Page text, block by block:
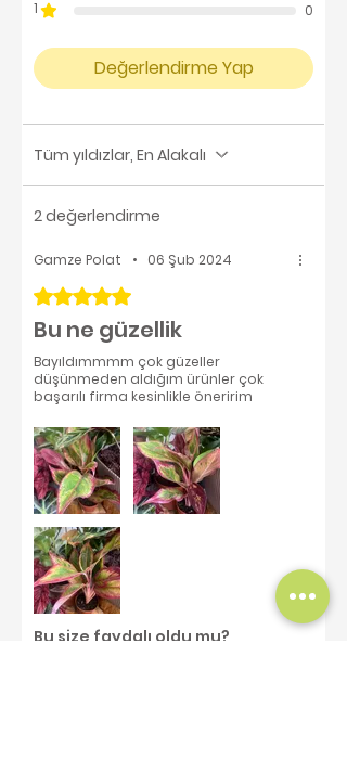
1
0
Değerlendirme Yap
Tüm yıldızlar, En Alakalı
2 değerlendirme
Gamze Polat •
06 Şub 2024
5 üzerinden 5 yıldız
Bu ne güzellik
Bayıldımmmm çok güzeller
düşünmeden aldığım ürünler çok
başarılı firma kesinlikle öneririm
Bu size faydalı oldu mu?